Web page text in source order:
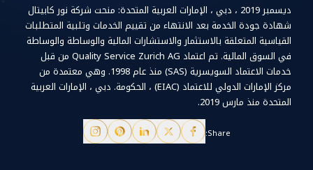
ديسمبر 2019 ، دبي ، الإمارات العربية المتحدة: منحت شركة نور كابيتال
شهادة جودة الخدمة بعد الانتهاء من تقييم الخدمات وتلبية المتطلبات
القياسية المتعلقة بالاستثمار والاستشارات المالية والوساطة والوساطة
في السوق المالية. تم اعتماد Quality Service Zurich AG من قبل
خدمات الاعتماد السويسرية (SAS) منذ عام 1998. وهي معتمدة من
مركز الإمارات الدولي للاعتماد (EIAC) ، الحكومة. دبي ، الإمارات العربية
المتحدة منذ مارس 2019.
Share: